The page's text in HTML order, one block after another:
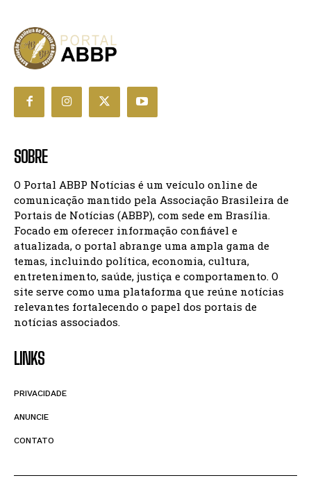
SOBRE
O Portal ABBP Notícias é um veículo online de
comunicação mantido pela Associação Brasileira de
Portais de Notícias (ABBP), com sede em Brasília.
Focado em oferecer informação confiável e
atualizada, o portal abrange uma ampla gama de
temas, incluindo política, economia, cultura,
entretenimento, saúde, justiça e comportamento. O
site serve como uma plataforma que reúne notícias
relevantes fortalecendo o papel dos portais de
notícias associados.
LINKS
PRIVACIDADE
ANUNCIE
CONTATO